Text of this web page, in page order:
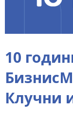
10
Клучни